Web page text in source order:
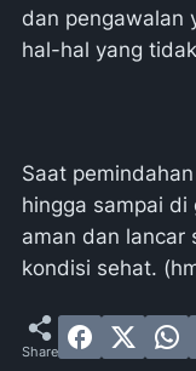
dan pengawalan
hal-hal yang
Saat
hingga sampai
aman dan lancar
kondisi sehat.